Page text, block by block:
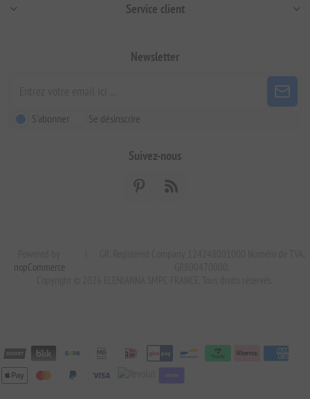
Service client
Newsletter
S'abonner Se désinscrire
Suivez-nous
nopCommerce